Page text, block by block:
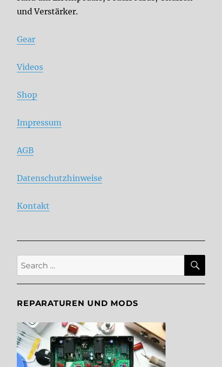
und Verstärker.
Gear
Videos
Shop
Impressum
AGB
Datenschutzhinweise
Kontakt
Search
for:
REPARATUREN UND MODS